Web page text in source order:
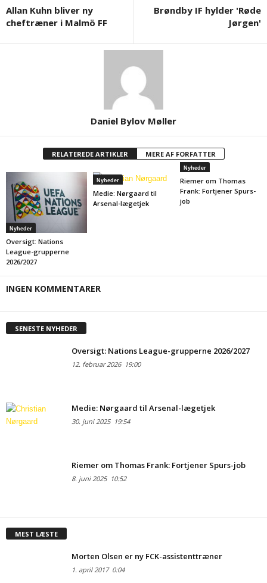
Allan Kuhn bliver ny
cheftræner i Malmö FF
Brøndby IF hylder 'Røde
Jørgen'
Daniel Bylov Møller
RELATEREDE ARTIKLER MERE AF FORFATTER
Nyheder
Oversigt: Nations
League-grupperne
2026/2027
Nyheder
Medie: Nørgaard til
Arsenal-lægetjek
Nyheder
Riemer om Thomas
Frank: Fortjener Spurs-
job
INGEN KOMMENTARER
SENESTE NYHEDER
Oversigt: Nations League-grupperne 2026/2027
12. februar 202619:00
Medie: Nørgaard til Arsenal-lægetjek
30. juni 202519:54
Riemer om Thomas Frank: Fortjener Spurs-job
8. juni 202510:52
MEST LÆSTE
Morten Olsen er ny FCK-assistenttræner
1. april 20170:04